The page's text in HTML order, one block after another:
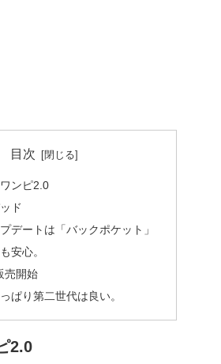
目次
ンピ2.0
ド
デートは「バックポケット」
安心。
売開始
ぱり第二世代は良い。
2.0